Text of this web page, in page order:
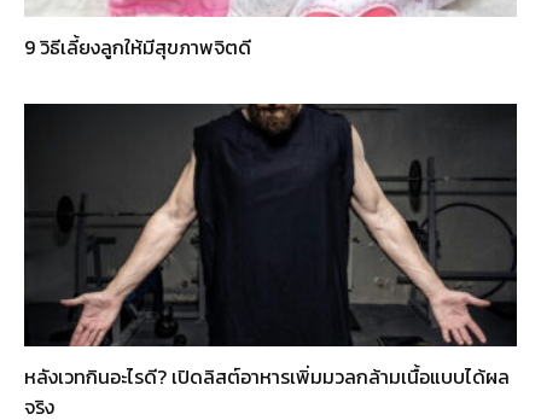
9 วิธีเลี้ยงลูกให้มีสุขภาพจิตดี
หลังเวทกินอะไรดี? เปิดลิสต์อาหารเพิ่มมวลกล้ามเนื้อแบบได้ผล
จริง